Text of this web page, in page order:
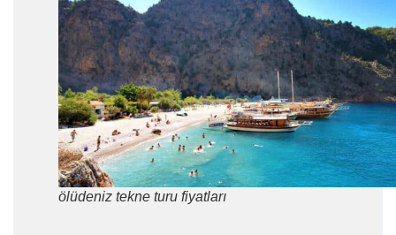
ölüdeniz tekne turu fiyatları